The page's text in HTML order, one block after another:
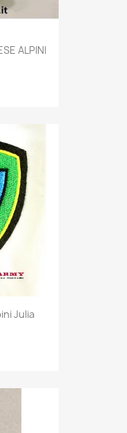
ALPINI
Julia